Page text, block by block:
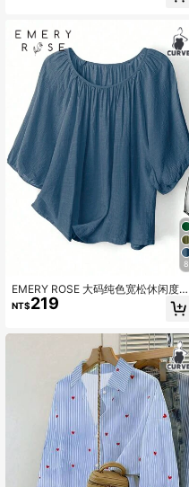
8
EMERY ROSE 大码纯色宽松休闲度假
衬衫
NT$219